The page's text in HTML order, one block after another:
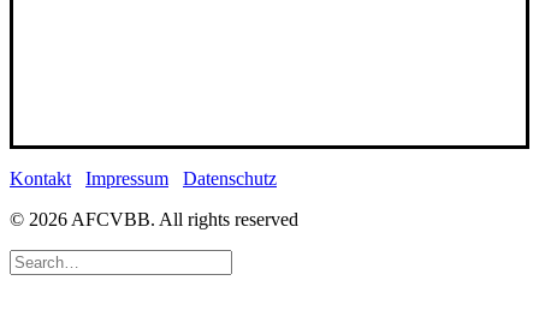
Kontakt Impressum
Datenschutz
© 2026 AFCVBB. All rights reserved